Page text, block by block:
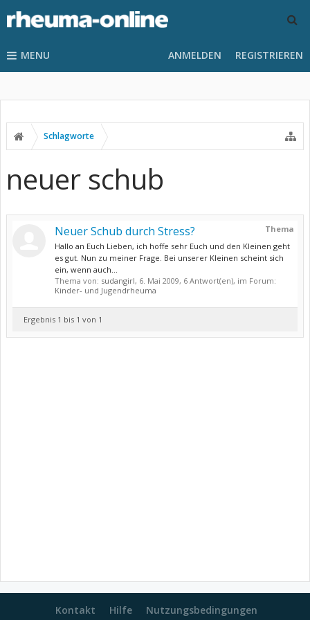
MENU ANMELDEN REGISTRIEREN
Schlagworte
neuer schub
Thema
Neuer Schub durch Stress?
Hallo an Euch Lieben, ich hoffe sehr Euch und den Kleinen geht
es gut. Nun zu meiner Frage. Bei unserer Kleinen scheint sich
ein, wenn auch...
Thema von: sudangirl, 6. Mai 2009, 6 Antwort(en), im Forum:
Kinder- und Jugendrheuma
Ergebnis 1 bis 1 von 1
Kontakt Hilfe Nutzungsbedingungen